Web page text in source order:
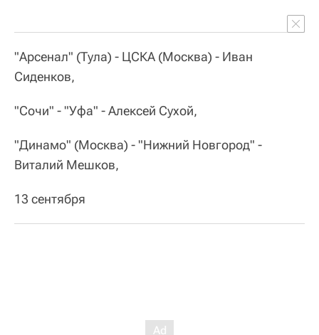
"Арсенал" (Тула) - ЦСКА (Москва) - Иван
Сиденков,
"Сочи" - "Уфа" - Алексей Сухой,
"Динамо" (Москва) - "Нижний Новгород" -
Виталий Мешков,
13 сентября